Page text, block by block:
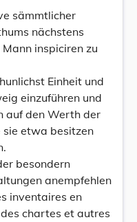
sämmtlicher
nächstens
inspiciren zu
Einheit und
einzuführen und
auf den Werth der
sie etwa besitzen
besondern
anempfehlen
inventaires en
chartes et autres